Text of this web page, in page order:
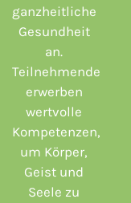
ganzheitliche
Gesundheit
an.
Teilnehmende
erwerben
wertvolle
Kompetenzen,
um Körper,
Geist und
Seele zu